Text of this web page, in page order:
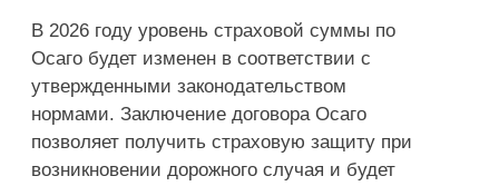
В 2026 году уровень страховой суммы по
Осаго будет изменен в соответствии с
утвержденными законодательством
нормами. Заключение договора Осаго
позволяет получить страховую защиту при
возникновении дорожного случая и будет